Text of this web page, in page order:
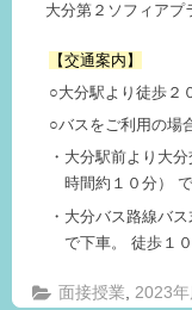
大分第２ソフィアプ
【交通案内】
○大分駅より徒歩２
○バスをご利用の場
大分駅前より大
時間約１０分）
大分バス路線バ
で下車。 徒歩１０
面接授業 2023